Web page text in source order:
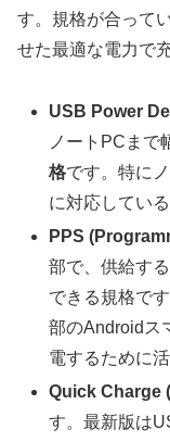
す。規格が合って
せた最適な電力で
USB Power
ノートPCまで
格です。特に
に対応してい
PPS
部で、供給す
できる規格で
部のAndroidス
電するために
Quick Charge
す。最新版は